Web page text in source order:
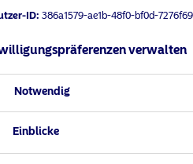
ID: 386a1579-ae1b-48f0-bf0d-
verwalten
Notwendig
Einblicke